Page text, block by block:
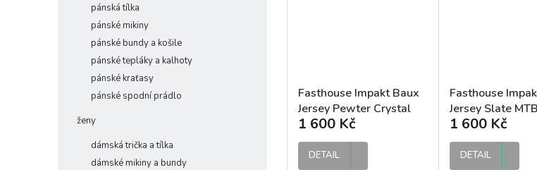
pánská tílka
pánské mikiny
pánské bundy a košile
pánské tepláky a kalhoty
pánské kraťasy
pánské spodní prádlo
ženy
dámská trička a tílka
dámské mikiny a bundy
Fasthouse Impakt Baux
Jersey Pewter Crystal
Wash MTB dres
1 600 Kč
DETAIL
Fasthouse
Jersey Slate
1 600 Kč
DETAIL